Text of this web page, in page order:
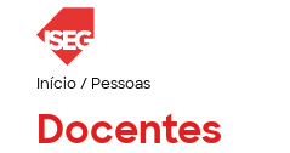
Início/ Pessoas
Docentes